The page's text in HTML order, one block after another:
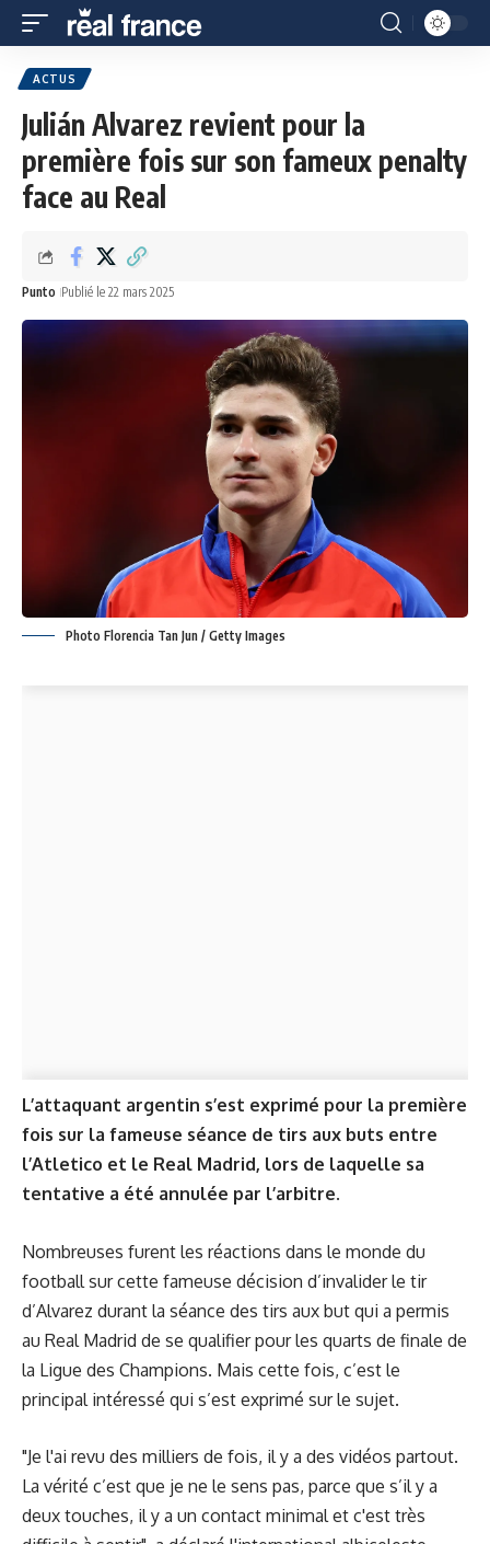
ACTUS
Julián Alvarez revient pour la
première fois sur son fameux penalty
face au Real
Punto Publié le 22 mars 2025
Photo Florencia Tan Jun / Getty Images
L’attaquant argentin s’est exprimé pour la première
fois sur la fameuse séance de tirs aux buts entre
l’Atletico et le Real Madrid, lors de laquelle sa
tentative a été annulée par l’arbitre.
Nombreuses furent les réactions dans le monde du
football sur cette fameuse décision d’invalider le tir
d’Alvarez durant la séance des tirs aux but qui a permis
au Real Madrid de se qualifier pour les quarts de finale de
la Ligue des Champions. Mais cette fois, c’est le
principal intéressé qui s’est exprimé sur le sujet.
"Je l'ai revu des milliers de fois, il y a des vidéos partout.
La vérité c’est que je ne le sens pas, parce que s’il y a
deux touches, il y a un contact minimal et c'est très